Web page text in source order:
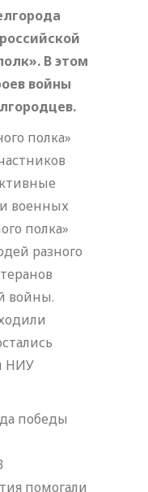
В этом
войны
полка»
военных
полка»
разного
войны.
НИУ
победы
помогали